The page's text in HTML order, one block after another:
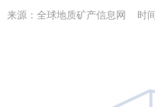
来源：全球地质矿产信息网 时间